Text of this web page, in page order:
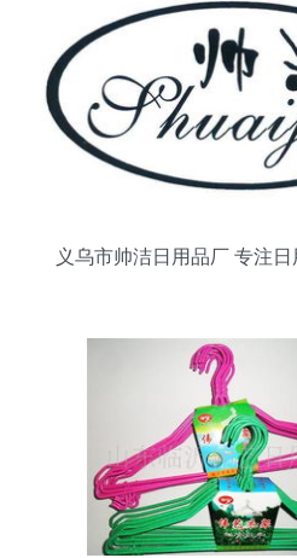
义乌市帅洁日用品厂 专注